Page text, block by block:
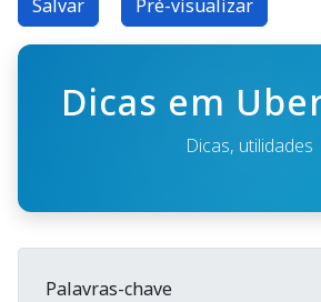
Dicas em
Dicas, utilidades
Palavras-chave